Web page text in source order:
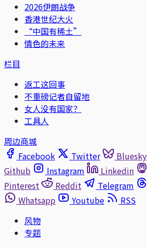
2026伊朗战争
香港世纪大火
“中国有稀土”
情色的未来
栏目
返工这回事
不重磅记者自留地
女人没有国家？
工具人
周边商城
Facebook
Twitter Bluesky
Github
Instagram Linkedin
Pinterest
Reddit Telegram
Whatsapp
Youtube
RSS
风物
专题